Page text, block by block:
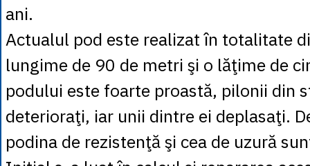
ani.
Actualul pod este realizat în totalitate
lungime de 90 de metri şi o lăţime de
podului este foarte proastă, pilonii din
deterioraţi, iar unii dintre ei deplasaţi.
podina de rezistenţă şi cea de uzură